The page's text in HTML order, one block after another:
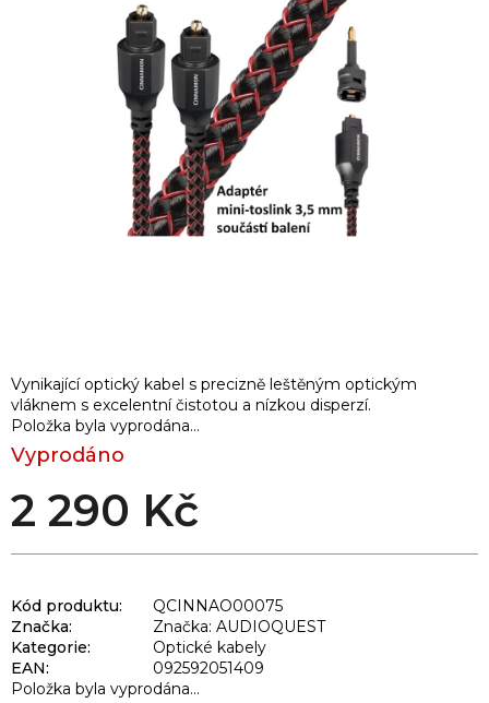
Vyprodáno
2 290 Kč
Položka byla vyprodána…
Vynikající optický kabel s precizně leštěným optickým
vláknem s excelentní čistotou a nízkou disperzí.
Kód produktu:
QCINNAO00075
Značka:
Značka: AUDIOQUEST
Kategorie:
Optické kabely
EAN:
092592051409
Položka byla vyprodána…